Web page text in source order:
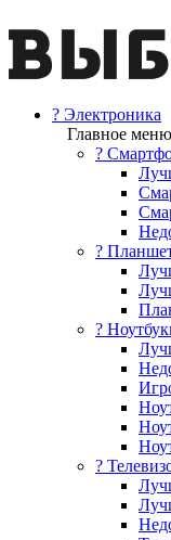
? Электроника
Главное меню
?
?
?
?